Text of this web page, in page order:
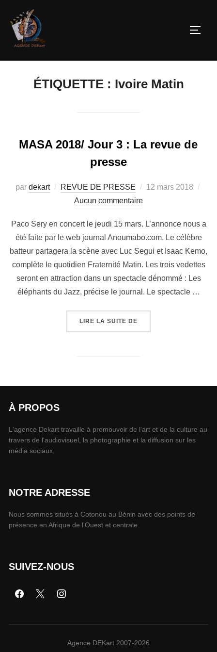
ÉTIQUETTE : Ivoire Matin
MASA 2018/ Jour 3 : La revue de
presse
par dekart REVUE DE PRESSE
12 mars 2018
Aucun commentaire
Paco Sery en concert le jeudi 15 mars. L’annonce nous a
été faite par le web journal Anoumabo.com. Le célèbre
batteur partagera la scène avec Luc Segui et Isaac Kemo,
complète le quotidien Fraternité Matin. Les trois vedettes
seront en attraction dans un spectacle dénommé : Les
éléphants du Jazz, précise le journal. Le spectacle …
LIRE LA SUITE DE
À PROPOS
L'agence Dekart travaille à promouvoir de l'art et de la culture au
travers de l'audiovisuel, la photographie et la diffusion sur les
média sociaux.
NOTRE ADRESSE
Nous sommes situés à Cotonou au Bénin avec des points de
présence en Afrique de l'Ouest et centrale.
SUIVEZ-NOUS
Agence DEKart 2007-2026